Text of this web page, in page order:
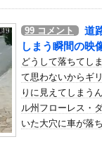
もうやめて！」⇒ マ○コ
だったフリン相手と別れ
日←いらねぇだろ
ユナイテッドの“ゆない
ピッチャーが打ったか
ロウまで遡る
99 コメント
道
しまう瞬間の映
どうして落ちてし
て思わないからギ
りに見えてしまう
ル州フローレス・
いた大穴に車が落